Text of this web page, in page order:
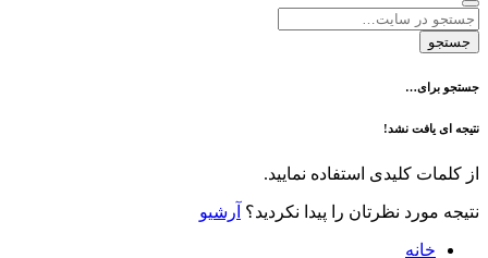
نشد!
کلیدی استفاده نمایید.
نظرتان را پیدا نکردید؟ آرشیو